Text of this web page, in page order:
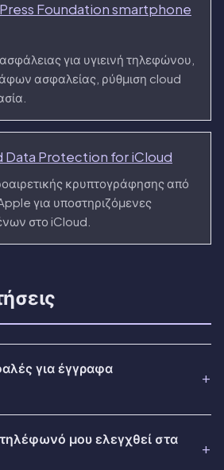
Foundation smartphone
για υγιεινή τηλεφώνου,
ασφαλείας, ρύθμιση cloud
Data Protection for iCloud
κρυπτογράφησης από
για υποστηριζόμενες
στο iCloud.
για έγγραφα
μου ελεγχθεί στα